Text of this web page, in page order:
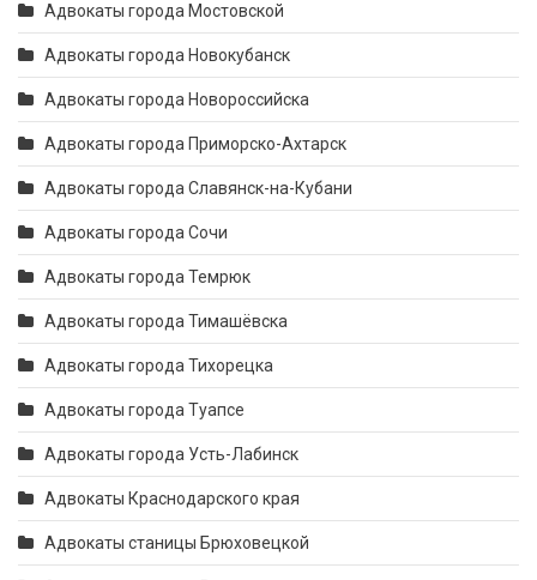
Адвокаты города Мостовской
Адвокаты города Новокубанск
Адвокаты города Новороссийска
Адвокаты города Приморско-Ахтарск
Адвокаты города Славянск-на-Кубани
Адвокаты города Сочи
Адвокаты города Темрюк
Адвокаты города Тимашёвска
Адвокаты города Тихорецка
Адвокаты города Туапсе
Адвокаты города Усть-Лабинск
Адвокаты Краснодарского края
Адвокаты станицы Брюховецкой